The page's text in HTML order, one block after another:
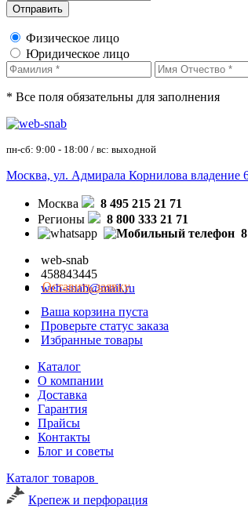
Физическое лицо
Юридическое лицо
* Все поля обязательны для заполнения
пн-сб: 9:00 - 18:00 / вс: выходной
Москва, ул. Адмирала Корнилова владение
Москва
8 495 215 21 71
Регионы
8 800 333 21 71
web-snab
458843445
web-snab@mail.ru
Оставить заявку
Ваша корзина пуста
Проверьте статус заказа
Избранные товары
Каталог
О компании
Доставка
Гарантия
Прайсы
Контакты
Блог и советы
Каталог товаров
Крепеж и перфорация